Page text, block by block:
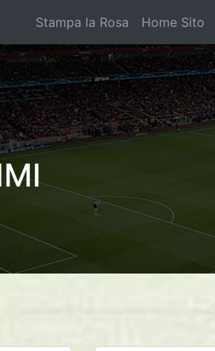
Stampa la Rosa Home Sito